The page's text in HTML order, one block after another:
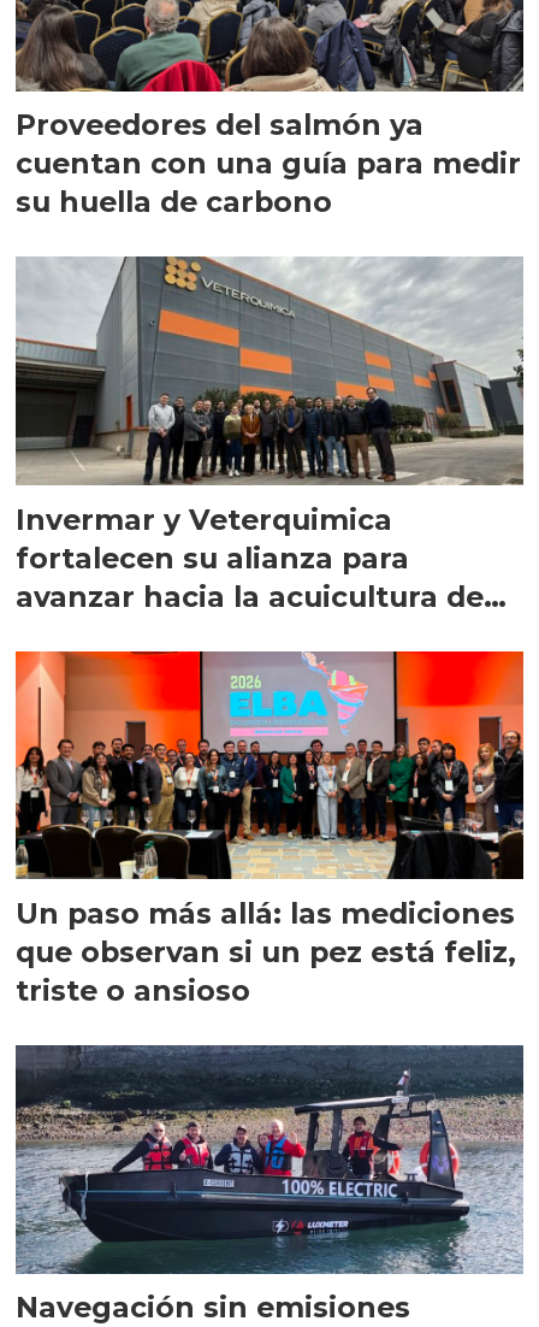
Proveedores del salmón ya
cuentan con una guía para medir
su huella de carbono
Invermar y Veterquimica
fortalecen su alianza para
avanzar hacia la acuicultura de
Un paso más allá: las mediciones
que observan si un pez está feliz,
triste o ansioso
Navegación sin emisiones